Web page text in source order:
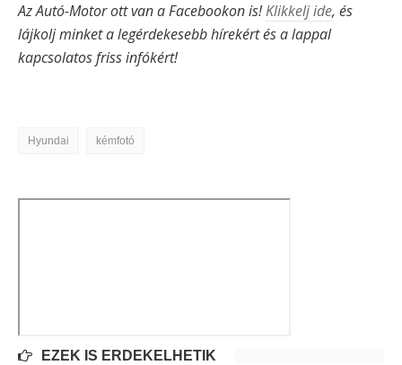
Az Autó-Motor ott van a Facebookon is!Klikkelj ide, és
lájkolj minket a legérdekesebb hírekért és a lappal
kapcsolatos friss infókért!
Hyundai kémfotó
EZEK IS ÉRDEKELHETIK